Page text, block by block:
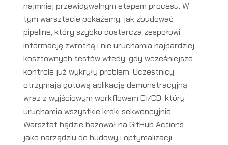
najmniej przewidywalnym etapem procesu. W
tym warsztacie pokażemy, jak zbudować
pipeline, który szybko dostarcza zespołowi
informację zwrotną i nie uruchamia najbardziej
kosztownych testów wtedy, gdy wcześniejsze
kontrole już wykryły problem. Uczestnicy
otrzymają gotową aplikację demonstracyjną
wraz z wyjściowym workflowem CI/CD, który
uruchamia wszystkie kroki sekwencyjnie.
Warsztat będzie bazował na GitHub Actions
jako narzędziu do budowy i optymalizacji